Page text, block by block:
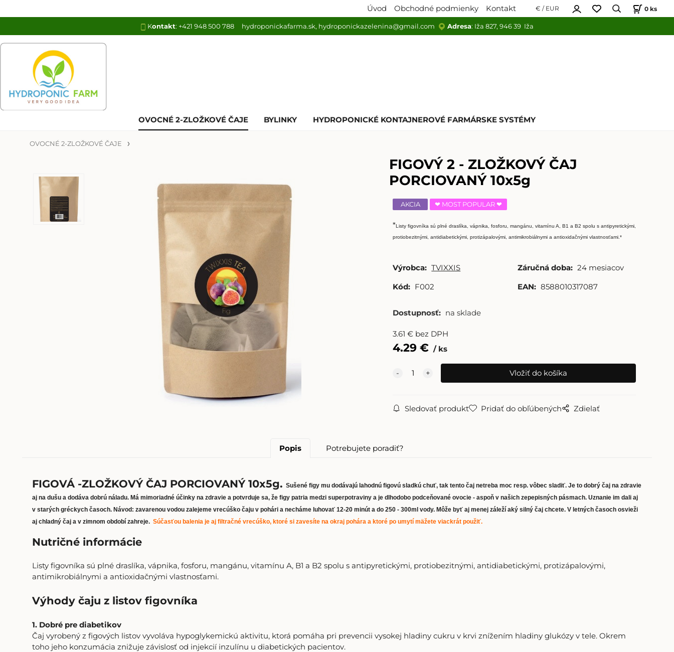
Úvod Obchodné podmienky Kontakt € / EUR 0 ks
Kontakt: +421 948 500 788 hydroponickafarma.sk, hydroponickazelenina@gmail.com Adresa: Iža 827, 946 39 Iža
OVOCNÉ 2-ZLOŽKOVÉ ČAJE BYLINKY HYDROPONICKÉ KONTAJNEROVÉ FARMÁRSKE SYSTÉMY
OVOCNÉ 2-ZLOŽKOVÉ ČAJE
FIGOVÝ 2 - ZLOŽKOVÝ ČAJ
PORCIOVANÝ 10x5g
AKCIA ❤ MOST POPULAR ❤
*Listy figovníka sú plné draslíka, vápnika, fosforu, mangánu, vitamínu A, B1 a B2 spolu s antipyretickými,
protiobezitnými, antidiabetickými, protizápalovými, antimikrobiálnymi a antioxidačnými vlastnosťami.*
Výrobca: TVIXXIS Záručná doba: 24 mesiacov
Kód: F002 EAN: 8588010317087
Dostupnosť: na sklade
3.61 € bez DPH
4.29 € ks
Sledovať produkt Pridať do obľúbených Zdielať
Popis Potrebujete poradiť?
FIGOVÁ -ZLOŽKOVÝ ČAJ PORCIOVANÝ 10x5g. Sušené figy mu dodávajú lahodnú figovú sladkú chuť, tak tento čaj netreba moc resp. vôbec sladiť. Je to dobrý čaj na zdravie
aj na dušu a dodáva dobrú náladu. Má mimoriadné účinky na zdravie a potvrduje sa, že figy patria medzi superpotraviny a je dlhodobo podceňované ovocie - aspoň v našich zepepisných pásmach. Uznanie im dali aj
v starých gréckych časoch. Návod: zavarenou vodou zalejeme vrecúško čaju v pohári a necháme luhovať 12-20 minút a do 250 - 300ml vody. Môže byť aj menej záleží aký silný čaj chcete. V letných časoch osvieži
aj chladný čaj a v zimnom období zahreje. Súčasťou balenia je aj filtračné vrecúško, ktoré si zavesíte na okraj pohára a ktoré po umytí mäžete viackrát použiť.
Nutričné ​​informácie
Listy figovníka sú plné draslíka, vápnika, fosforu, mangánu, vitamínu A, B1 a B2 spolu s antipyretickými, protiobezitnými, antidiabetickými, protizápalovými,
antimikrobiálnymi a antioxidačnými vlastnosťami.
Výhody čaju z listov figovníka
1. Dobré pre diabetikov
Čaj vyrobený z figových listov vyvoláva hypoglykemickú aktivitu, ktorá pomáha pri prevencii vysokej hladiny cukru v krvi znížením hladiny glukózy v tele. Okrem
toho jeho konzumácia znižuje závislosť od injekcií inzulínu u diabetických pacientov.